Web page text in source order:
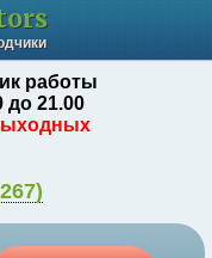
работы
до 21.00